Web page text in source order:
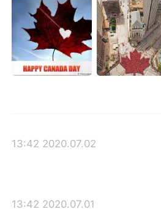
2020.07.02 13:42
2020.07.01 13:42